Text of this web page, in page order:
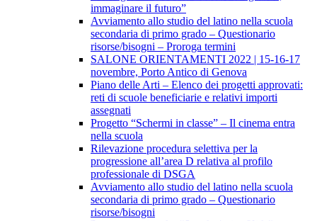
immaginare il futuro”
Avviamento allo studio del latino nella scuola
secondaria di primo grado – Questionario
risorse/bisogni – Proroga termini
SALONE ORIENTAMENTI 2022 | 15-16-17
novembre, Porto Antico di Genova
Piano delle Arti – Elenco dei progetti approvati:
reti di scuole beneficiarie e relativi importi
assegnati
Progetto “Schermi in classe” – Il cinema entra
nella scuola
Rilevazione procedura selettiva per la
progressione all’area D relativa al profilo
professionale di DSGA
Avviamento allo studio del latino nella scuola
secondaria di primo grado – Questionario
risorse/bisogni